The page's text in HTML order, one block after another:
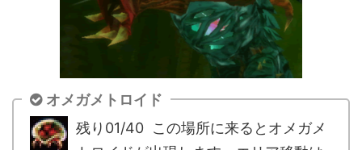
オメガメトロイド
残り01/40 この場所に来るとオメガメ